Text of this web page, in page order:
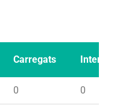
Carregats Intents
0 0